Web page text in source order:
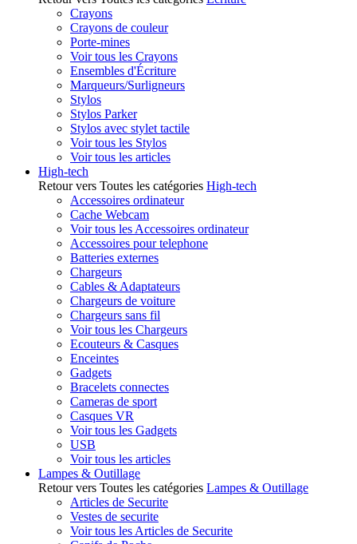
Crayons
Crayons de couleur
Porte-mines
Voir tous les Crayons
Ensembles d'Écriture
Marqueurs/Surligneurs
Stylos
Stylos Parker
Stylos avec stylet tactile
Voir tous les Stylos
Voir tous les articles
High-tech
Retour vers Toutes les catégories High-tech
Accessoires ordinateur
Cache Webcam
Voir tous les Accessoires ordinateur
Accessoires pour telephone
Batteries externes
Chargeurs
Cables & Adaptateurs
Chargeurs de voiture
Chargeurs sans fil
Voir tous les Chargeurs
Ecouteurs & Casques
Enceintes
Gadgets
Bracelets connectes
Cameras de sport
Casques VR
Voir tous les Gadgets
USB
Voir tous les articles
Lampes & Outillage
Retour vers Toutes les catégories Lampes & Outillage
Articles de Securite
Vestes de securite
Voir tous les Articles de Securite